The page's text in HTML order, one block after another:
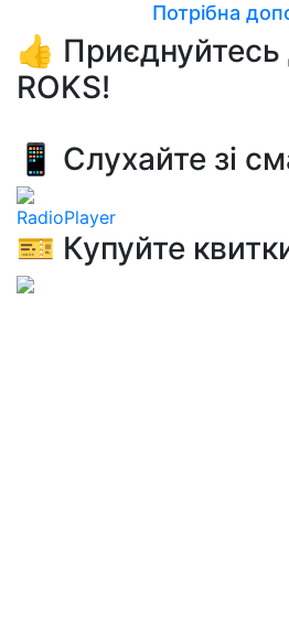
Потрібна
👍 Приєднуйтесь
ROKS!
📱 Слухайте зі
RadioPlayer
🎫 Купуйте